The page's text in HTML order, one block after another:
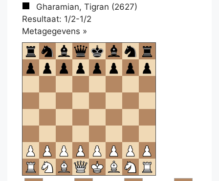
Gharamian, Tigran (2627)
Resultaat: 1/2-1/2
Metagegevens »
om
te
openen.